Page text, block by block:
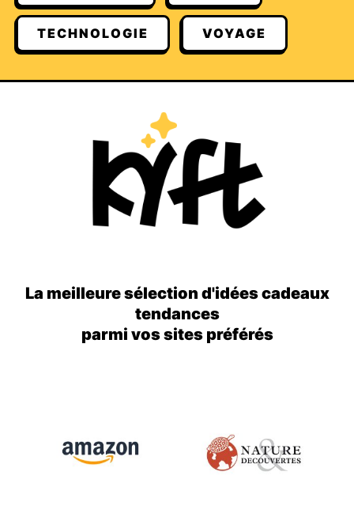
TECHNOLOGIE VOYAGE
La meilleure sélection d'idées cadeaux
tendances
parmi vos sites préférés